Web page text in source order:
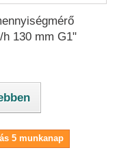
130 mm G1"
5 munkanap